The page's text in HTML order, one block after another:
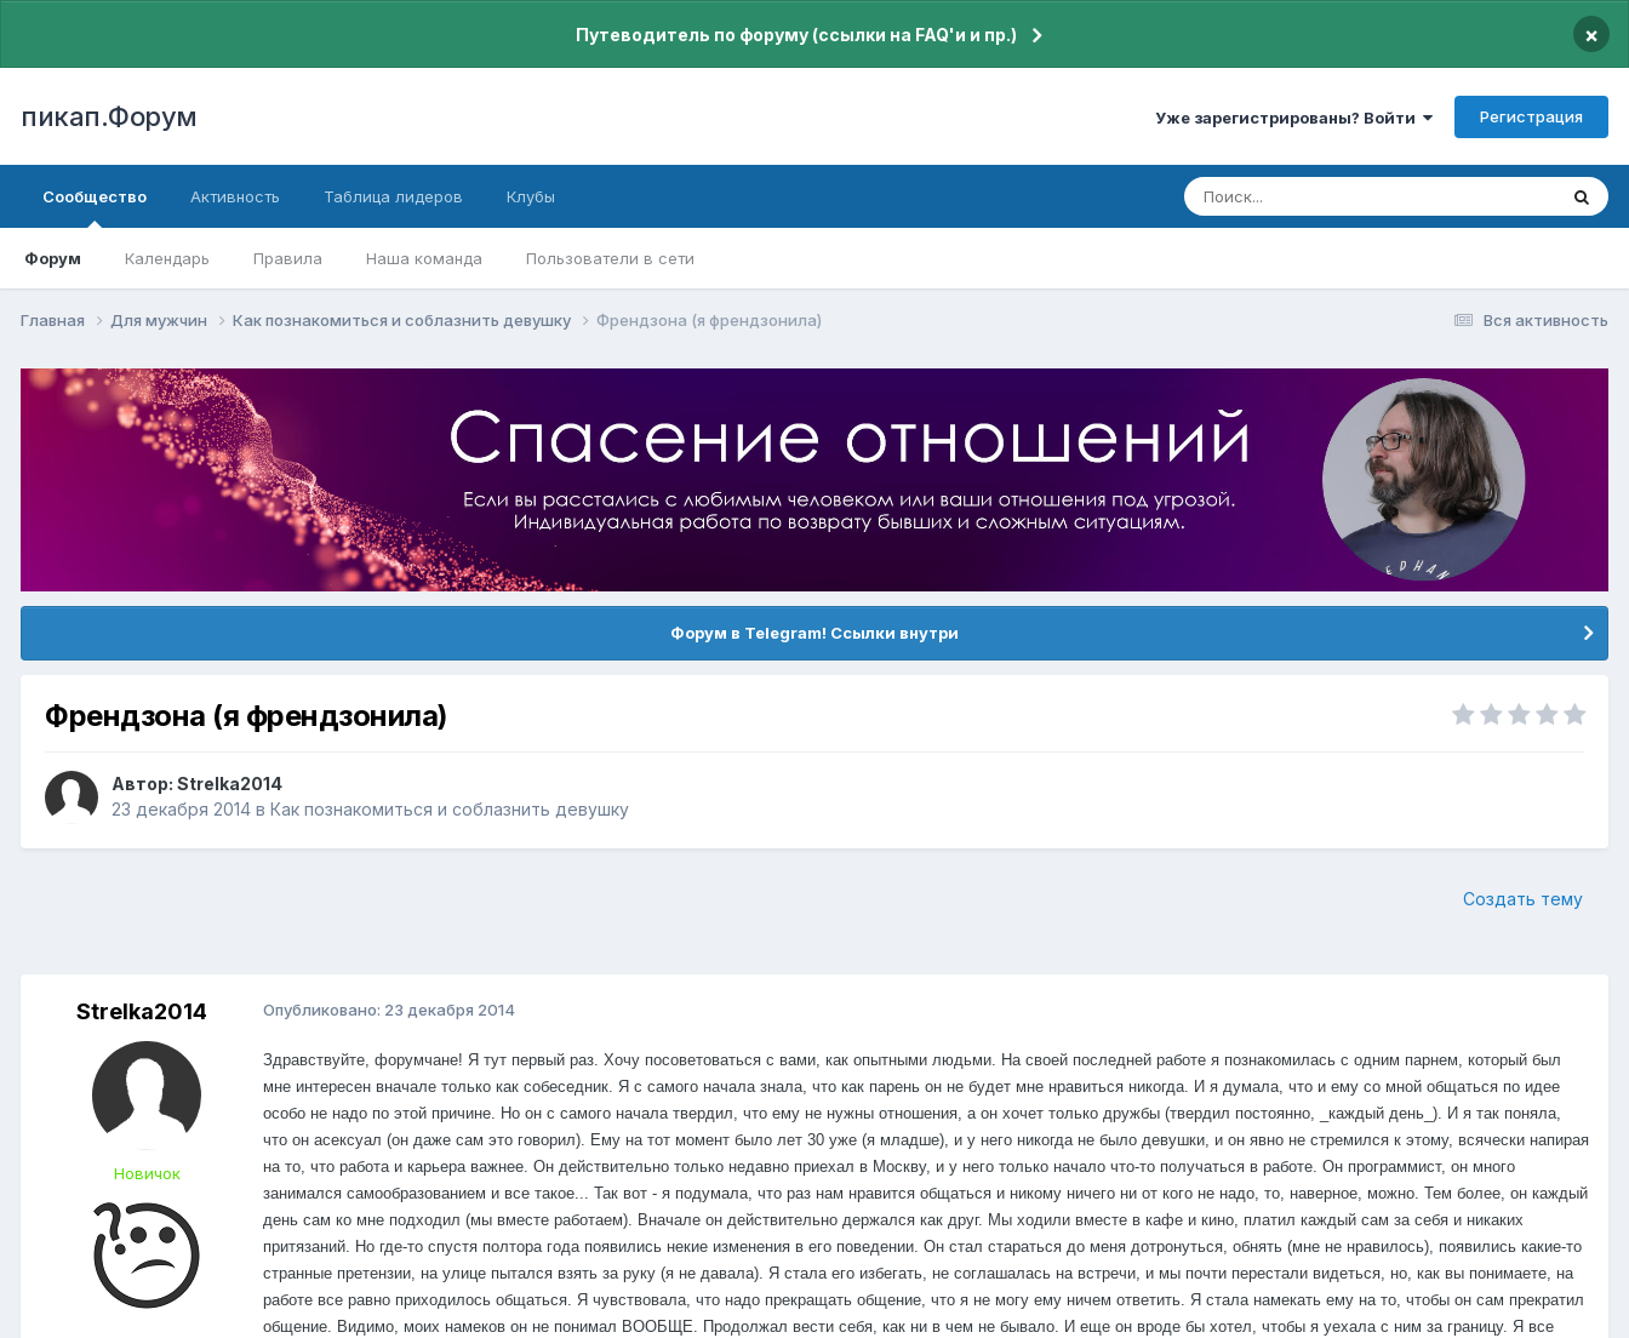
Путеводитель по форуму (ссылки на FAQ'и и пр.) ×
пикап.Форум Уже зарегистрированы? Войти Регистрация
Сообщество
Форум Календарь Правила Наша команда Пользователи в сети
Активность Таблица лидеров Клубы
Вся активность
Главная Для мужчин Как познакомиться и соблазнить девушку Френдзона (я френдзонила)
Форум в Telegram! Ссылки внутри
Френдзона (я френдзонила)
Автор: Strelka2014
23 декабря 2014 в Как познакомиться и соблазнить девушку
Создать тему
Strelka2014
Новичок
Опубликовано: 23 декабря 2014
Здравствуйте, форумчане! Я тут первый раз. Хочу посоветоваться с вами, как опытными людьми. На своей последней работе я познакомилась с одним парнем, который был
мне интересен вначале только как собеседник. Я с самого начала знала, что как парень он не будет мне нравиться никогда. И я думала, что и ему со мной общаться по идее
особо не надо по этой причине. Но он с самого начала твердил, что ему не нужны отношения, а он хочет только дружбы (твердил постоянно, _каждый день_). И я так поняла,
что он асексуал (он даже сам это говорил). Ему на тот момент было лет 30 уже (я младше), и у него никогда не было девушки, и он явно не стремился к этому, всячески напирая
на то, что работа и карьера важнее. Он действительно только недавно приехал в Москву, и у него только начало что-то получаться в работе. Он программист, он много
занимался самообразованием и все такое... Так вот - я подумала, что раз нам нравится общаться и никому ничего ни от кого не надо, то, наверное, можно. Тем более, он каждый
день сам ко мне подходил (мы вместе работаем). Вначале он действительно держался как друг. Мы ходили вместе в кафе и кино, платил каждый сам за себя и никаких
притязаний. Но где-то спустя полтора года появились некие изменения в его поведении. Он стал стараться до меня дотронуться, обнять (мне не нравилось), появились какие-то
странные претензии, на улице пытался взять за руку (я не давала). Я стала его избегать, не соглашалась на встречи, и мы почти перестали видеться, но, как вы понимаете, на
работе все равно приходилось общаться. Я чувствовала, что надо прекращать общение, что я не могу ему ничем ответить. Я стала намекать ему на то, чтобы он сам прекратил
общение. Видимо, моих намеков он не понимал ВООБЩЕ. Продолжал вести себя, как ни в чем не бывало. И еще он вроде бы хотел, чтобы я уехала с ним за границу. Я все